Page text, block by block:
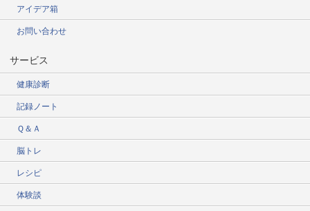
アイデア箱
お問い合わせ
サービス
健康診断
記録ノート
Ｑ＆Ａ
脳トレ
レシピ
体験談